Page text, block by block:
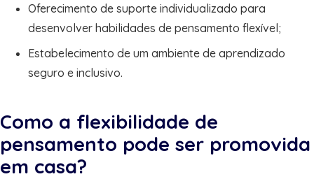
Oferecimento de suporte individualizado para
desenvolver habilidades de pensamento flexível;
Estabelecimento de um ambiente de aprendizado
seguro e inclusivo.
Como a flexibilidade de
pensamento pode ser promovida
em casa?